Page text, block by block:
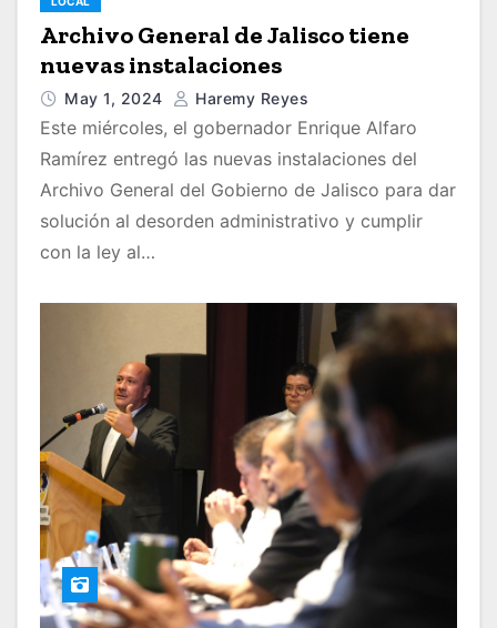
Archivo General de Jalisco tiene
nuevas instalaciones
May 1, 2024 Haremy Reyes
Este miércoles, el gobernador Enrique Alfaro
Ramírez entregó las nuevas instalaciones del
Archivo General del Gobierno de Jalisco para dar
solución al desorden administrativo y cumplir
con la ley al…